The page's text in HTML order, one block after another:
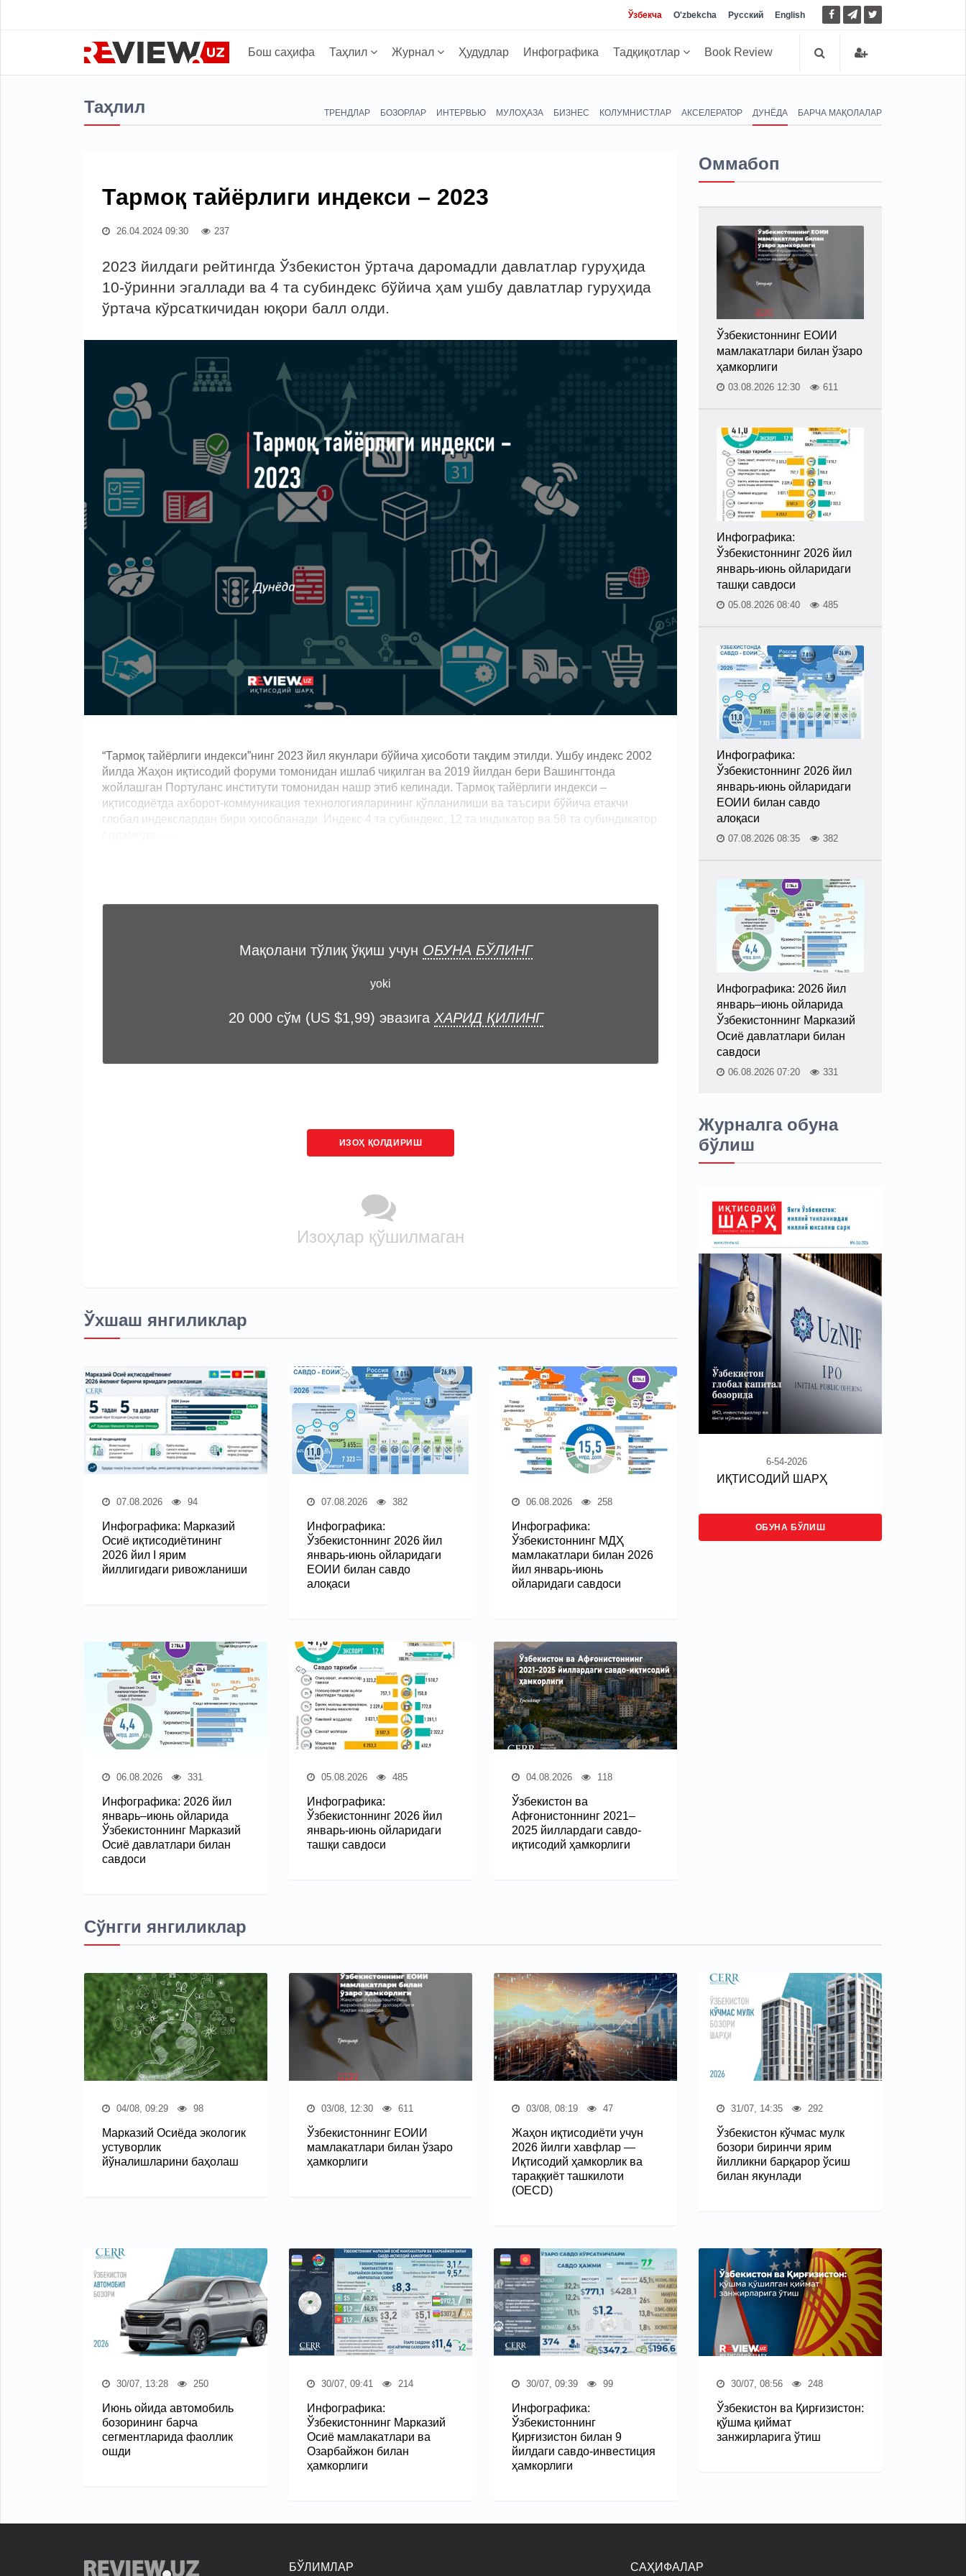
Ўзбекча O'zbekcha Русский English
Бош саҳифа Таҳлил Журнал Ҳудудлар Инфографика Тадқиқотлар Book Review
Таҳлил ТРЕНДЛАР БОЗОРЛАР ИНТЕРВЬЮ МУЛОҲАЗА БИЗНЕС КОЛУМНИСТЛАР АКСЕЛЕРАТОР ДУНЁДА БАРЧА МАҚОЛАЛАР
Тармоқ тайёрлиги индекси – 2023
26.04.2024 09:30 237
2023 йилдаги рейтингда Ўзбекистон ўртача даромадли давлатлар гуруҳида
10-ўринни эгаллади ва 4 та субиндекс бўйича ҳам ушбу давлатлар гуруҳида
ўртача кўрсаткичидан юқори балл олди.
“Тармоқ тайёрлиги индекси”нинг 2023 йил якунлари бўйича ҳисоботи тақдим этилди. Ушбу индекс 2002
йилда Жаҳон иқтисодий форуми томонидан ишлаб чиқилган ва 2019 йилдан бери Вашингтонда
жойлашган Портуланс институти томонидан нашр этиб келинади. Тармоқ тайёрлиги индекси –
иқтисодиётда ахборот-коммуникация технологияларининг қўлланилиши ва таъсири бўйича етакчи
глобал индекслардан бири ҳисобланади. Индекс 4 та субиндекс, 12 та индикатор ва 58 та субиндикатор
Мақолани тўлиқ ўқиш учун ОБУНА БЎЛИНГ
yoki
20 000 сўм (US $1,99) эвазига ХАРИД ҚИЛИНГ
ИЗОҲ ҚОЛДИРИШ
Изоҳлар қўшилмаган
Ўхшаш янгиликлар
07.08.2026 94
Инфографика: Марказий
Осиё иқтисодиётининг
2026 йил I ярим
йиллигидаги ривожланиши
07.08.2026 382
Инфографика:
Ўзбекистоннинг 2026 йил
январь-июнь ойларидаги
ЕОИИ билан савдо
алоқаси
06.08.2026 258
Инфографика:
Ўзбекистоннинг МДҲ
мамлакатлари билан 2026
йил январь-июнь
ойларидаги савдоси
06.08.2026 331
Инфографика: 2026 йил
январь–июнь ойларида
Ўзбекистоннинг Марказий
Осиё давлатлари билан
савдоси
05.08.2026 485
Инфографика:
Ўзбекистоннинг 2026 йил
январь-июнь ойларидаги
ташқи савдоси
04.08.2026 118
Ўзбекистон ва
Афғонистоннинг 2021–
2025 йиллардаги савдо-
иқтисодий ҳамкорлиги
Оммабоп
Ўзбекистоннинг ЕОИИ
мамлакатлари билан ўзаро
ҳамкорлиги
03.08.2026 12:30 611
Инфографика:
Ўзбекистоннинг 2026 йил
январь-июнь ойларидаги
ташқи савдоси
05.08.2026 08:40 485
Инфографика:
Ўзбекистоннинг 2026 йил
январь-июнь ойларидаги
ЕОИИ билан савдо
алоқаси
07.08.2026 08:35 382
Инфографика: 2026 йил
январь–июнь ойларида
Ўзбекистоннинг Марказий
Осиё давлатлари билан
савдоси
06.08.2026 07:20 331
Журналга обуна
бўлиш
6-54-2026
ИҚТИСОДИЙ ШАРҲ
ОБУНА БЎЛИШ
Сўнгги янгиликлар
04/08, 09:29 98
Марказий Осиёда экологик
устуворлик
йўналишларини баҳолаш
03/08, 12:30 611
Ўзбекистоннинг ЕОИИ
мамлакатлари билан ўзаро
ҳамкорлиги
03/08, 08:19 47
Жаҳон иқтисодиёти учун
2026 йилги хавфлар —
Иқтисодий ҳамкорлик ва
тараққиёт ташкилоти
(OECD)
31/07, 14:35 292
Ўзбекистон кўчмас мулк
бозори биринчи ярим
йилликни барқарор ўсиш
билан якунлади
30/07, 13:28 250
Июнь ойида автомобиль
бозорининг барча
сегментларида фаоллик
ошди
30/07, 09:41 214
Инфографика:
Ўзбекистоннинг Марказий
Осиё мамлакатлари ва
Озарбайжон билан
ҳамкорлиги
30/07, 09:39 99
Инфографика:
Ўзбекистоннинг
Қирғизистон билан 9
йилдаги савдо-инвестиция
ҳамкорлиги
30/07, 08:56 248
Ўзбекистон ва Қирғизистон:
қўшма қиймат
занжирларига ўтиш
БЎЛИМЛАР САҲИФАЛАР